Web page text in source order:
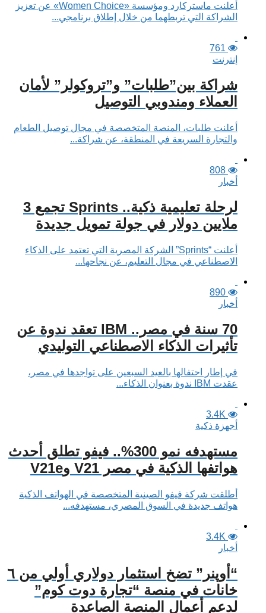
أعلنت ماستركارد ومؤسسة «Women Choice» عن تعزيز
الشراكة التي تربطهما من خلال إطلاق برنامجي...
761
إنترنت
شراكة بين”طلبات” و”تروكولر” لأمان
العملاء ومندوبي التوصيل
أعلنت طلبات، المنصة المتخصصة في مجال توصيل الطعام
والتجارة السريعة في المنطقة، عن شراكة...
808
أخبار
لرحلة تعليمية ذكية.. Sprints تجمع 3
ملايين دولار في جولة تمويل جديدة
أعلنت “Sprints” الشركة المصرية التي تعتمد على الذكاء
الاصطناعي في مجال التعليم، عن نجاحها...
890
أخبار
70 سنة في مصر.. IBM تعقد ندوة عن
تأثيرات الذكاء الاصطناعي التوليدي
في إطار احتفالها بالعيد السبعين على تواجدها في مصر،
عقدت IBM ندوة بعنوان الذكاء...
3.4K
أجهزة ذكية
مستهدفه نمو 300%.. فيفو تطلق أحدث
هواتفها الذكية في مصر V21 وV21e
أطلقت شركة فيفو الصينية المتخصصة في الهواتف الذكية
هواتف جديدة في السوق المصري، مستهدفه...
3.4K
أخبار
“أوپنر” تضخ استثمار دولاري أولي من ٦
خانات في منصة “تجارة دوت كوم”
لدعم أعمال المنصة الصاعدة